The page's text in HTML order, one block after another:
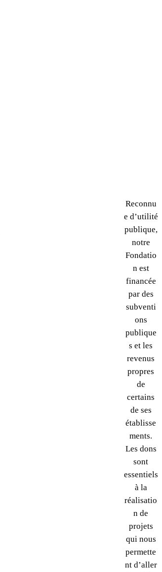
Reconnu
e d’utilité
publique,
notre
Fondatio
n est
financée
par des
subventi
ons
publique
s et les
revenus
propres
de
certains
de ses
établisse
ments.
Les dons
sont
essentiels
à la
réalisatio
n de
projets
qui nous
permette
nt d’aller